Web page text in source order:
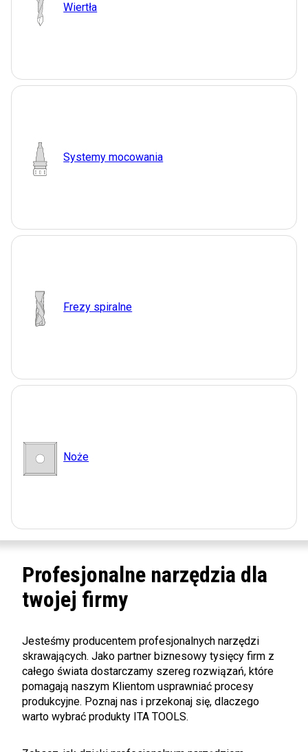
Wiertła
Systemy mocowania
Frezy spiralne
Noże
Profesjonalne narzędzia dla
twojej firmy
Jesteśmy producentem profesjonalnych narzędzi
skrawających. Jako partner biznesowy tysięcy firm z
całego świata dostarczamy szereg rozwiązań, które
pomagają naszym Klientom usprawniać procesy
produkcyjne. Poznaj nas i przekonaj się, dlaczego
warto wybrać produkty ITA TOOLS.